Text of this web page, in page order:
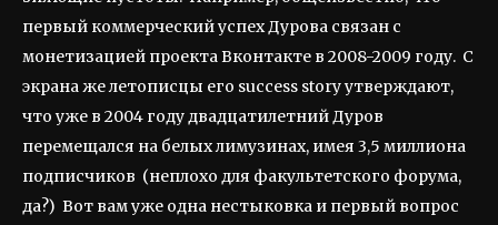
первый коммерческий успех Дурова связан с
монетизацией проекта Вконтакте в 2008-2009 году. С
экрана же летописцы его success story утверждают,
что уже в 2004 году двадцатилетний Дуров
перемещался на белых лимузинах, имея 3,5 миллиона
подписчиков (неплохо для факультетского форума,
да?) Вот вам уже одна нестыковка и первый вопрос